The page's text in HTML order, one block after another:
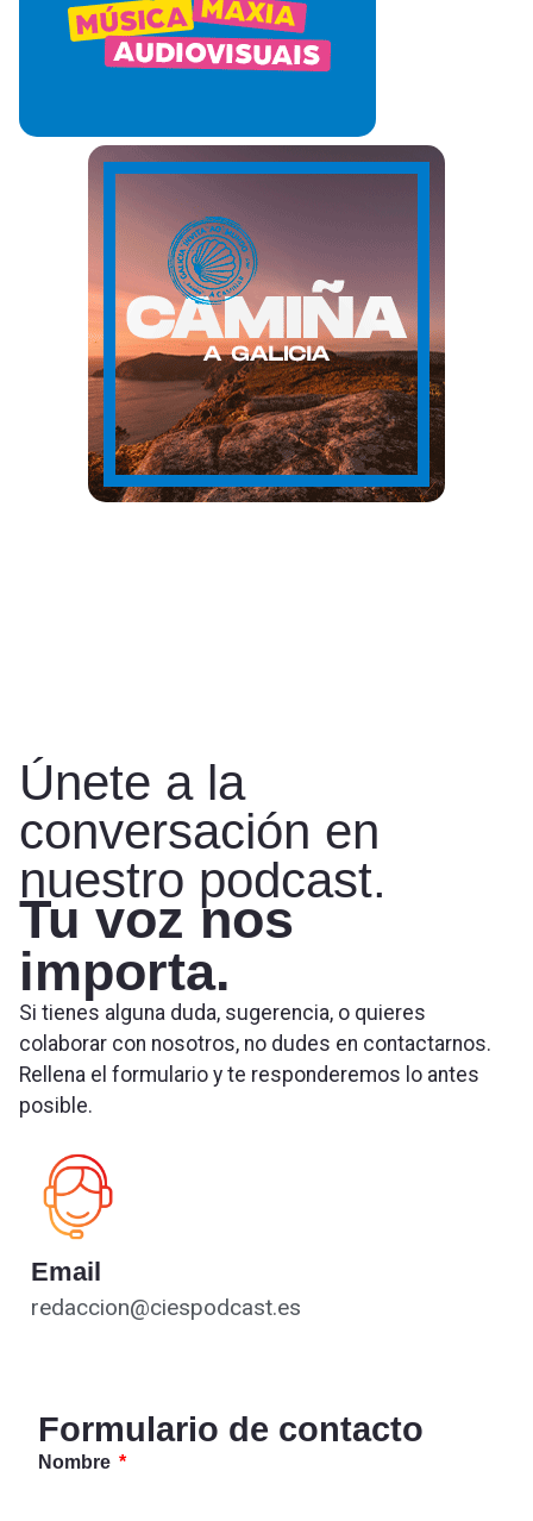
Únete a la
conversación en
nuestro podcast.
Tu voz nos
importa.
Si tienes alguna duda, sugerencia, o quieres
colaborar con nosotros, no dudes en contactarnos.
Rellena el formulario y te responderemos lo antes
posible.
Email
redaccion@ciespodcast.es
Formulario de contacto
Nombre